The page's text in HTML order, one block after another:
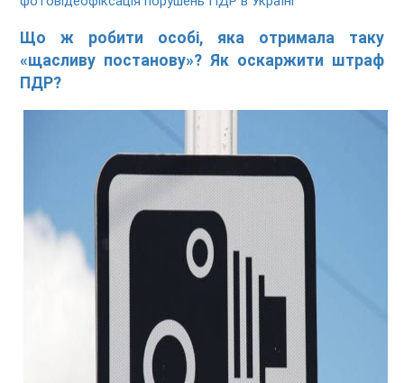
Що ж робити особі, яка отримала таку
«щасливу постанову»? Як оскаржити штраф
ПДР?